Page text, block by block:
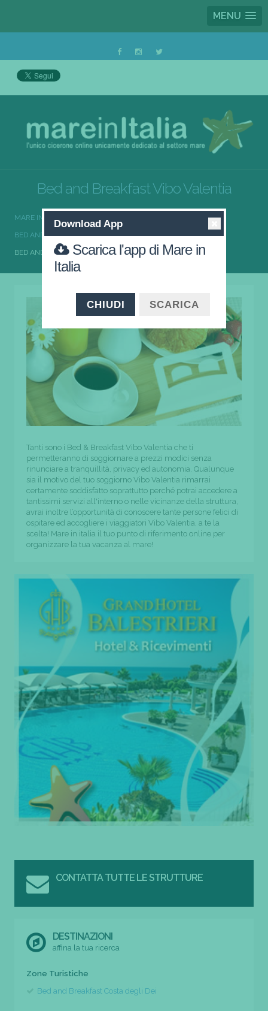
MENU
Bed and Breakfast Vibo Valentia
MARE IN ITALIA
BED AND BREAKFAST CALABRIA
BED AND BREAKFAST VIBO VALENTIA
Tanti sono i Bed & Breakfast Vibo Valentia che ti
permetteranno di soggiornare a prezzi modici senza
rinunciare a tranquillità, privacy ed autonomia. Qualunque
sia il motivo del tuo soggiorno Vibo Valentia rimarrai
certamente soddisfatto soprattutto perché potrai accedere a
tantissimi servizi all'interno o nelle vicinanze della struttura,
avrai inoltre l’opportunità di conoscere tante persone felici di
ospitare ed accogliere i viaggiatori Vibo Valentia, a te la
scelta! Mare in italia il tuo punto di riferimento online per
organizzare la tua vacanza al mare!
CONTATTA TUTTE LE STRUTTURE
DESTINAZIONI
affina la tua ricerca
Zone Turistiche
Bed and Breakfast Costa degli Dei
Download App
Scarica l'app di Mare in
Italia
CHIUDI SCARICA